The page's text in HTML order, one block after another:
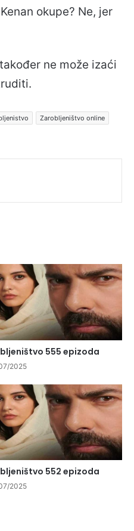
okupe? Ne, jer
ne može izaći
Zarobljeništvo online
555 epizoda
2025
552 epizoda
2025